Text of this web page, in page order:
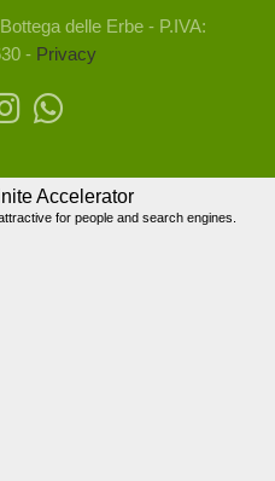
delle Erbe - P.IVA:
- Privacy
Accelerator
for people and search engines.